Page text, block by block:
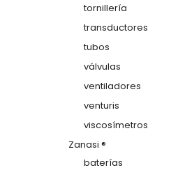
tornillería
transductores
tubos
válvulas
ventiladores
venturis
viscosímetros
Zanasi ®
baterías